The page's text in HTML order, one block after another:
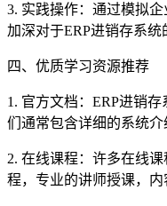
3. 实践操作：通过模拟
加深对于ERP进销存系统
四、优质学习资源推荐
1. 官方文档：ERP进销
们通常包含详细的系统介
2. 在线课程：许多在线
程，专业的讲师授课，内